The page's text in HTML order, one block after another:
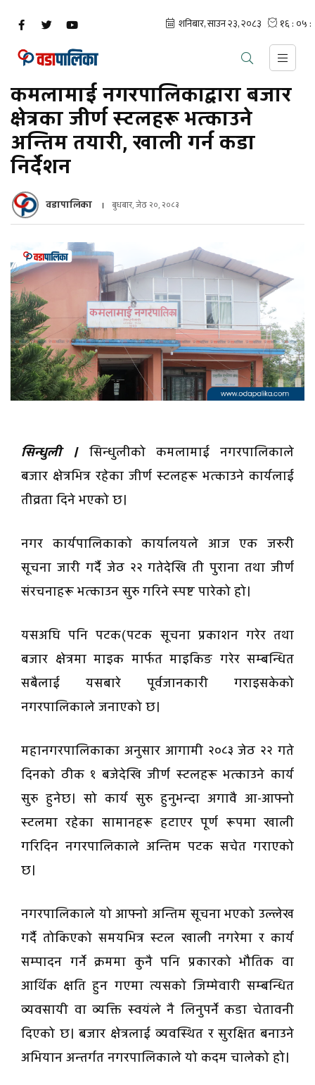
कमलामाई नगरपालिकाद्वारा बजार
क्षेत्रका जीर्ण स्टलहरू भत्काउने
अन्तिम तयारी, खाली गर्न कडा
निर्देशन
वडापालिका बुधबार, जेठ २०, २०८३
सिन्धुली । सिन्धुलीको कमलामाई नगरपालिकाले
बजार क्षेत्रभित्र रहेका जीर्ण स्टलहरू भत्काउने कार्यलाई
तीव्रता दिने भएको छ।
नगर कार्यपालिकाको कार्यालयले आज एक जरुरी
सूचना जारी गर्दै जेठ २२ गतेदेखि ती पुराना तथा जीर्ण
संरचनाहरू भत्काउन सुरु गरिने स्पष्ट पारेको हो।
यसअघि पनि पटक(पटक सूचना प्रकाशन गरेर तथा
बजार क्षेत्रमा माइक मार्फत माइकिङ गरेर सम्बन्धित
सबैलाई यसबारे पूर्वजानकारी गराइसकेको
नगरपालिकाले जनाएको छ।
महानगरपालिकाका अनुसार आगामी २०८३ जेठ २२ गते
दिनको ठीक १ बजेदेखि जीर्ण स्टलहरू भत्काउने कार्य
सुरु हुनेछ। सो कार्य सुरु हुनुभन्दा अगावै आ-आफ्नो
स्टलमा रहेका सामानहरू हटाएर पूर्ण रूपमा खाली
गरिदिन नगरपालिकाले अन्तिम पटक सचेत गराएको
छ।
नगरपालिकाले यो आफ्नो अन्तिम सूचना भएको उल्लेख
गर्दै तोकिएको समयभित्र स्टल खाली नगरेमा र कार्य
सम्पादन गर्ने क्रममा कुनै पनि प्रकारको भौतिक वा
आर्थिक क्षति हुन गएमा त्यसको जिम्मेवारी सम्बन्धित
व्यवसायी वा व्यक्ति स्वयंले नै लिनुपर्ने कडा चेतावनी
दिएको छ। बजार क्षेत्रलाई व्यवस्थित र सुरक्षित बनाउने
अभियान अन्तर्गत नगरपालिकाले यो कदम चालेको हो।